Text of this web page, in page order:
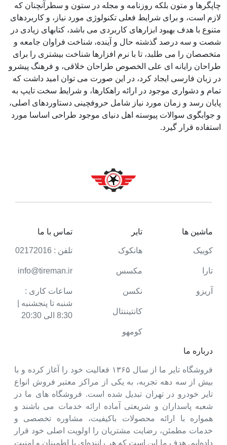
چاپگرها و متون بلکه روزنامه و مجله در ستون و سطرآنچنان که
لازم است، و برای شرایط فعلی تکنولوژی مورد نیاز، و کاربردهای
متنوع با هدف بهبود ابزارهای کاربردی می باشد، کتابهای زیادی در
شصت و سه درصد گذشته حال و آینده، شناخت فراوان جامعه و
متخصصان را می طلبد، تا با نرم افزارها شناخت بیشتری را برای
طراحان رایانه ای علی الخصوص طراحان خلاقی، و فرهنگ پیشرو
در زبان فارسی ایجاد کرد، در این صورت می توان امید داشت که
تمام و دشواری موجود در ارائه راهکارها، و شرایط سخت تایپ به
پایان رسد و زمان مورد نیاز شامل حروفچینی دستاوردهای اصلی،
و جوابگوی سوالات پیوسته اهل دنیای موجود طراحی اساسا مورد
استفاده قرار گیرد.
درباره ما
فروشگاه تایر ما از سال ۱۳۶۵ فعالیت خود را آغاز کرده و با
بیش از سه دهه تجربه، به یکی از مراکز معتبر فروش انواع
تایر خودرو در تهران تبدیل شده است. فروشگاه های ما در
شعبه پاسداران و شریعتی آماده ارائه خدمات می باشند و
همواره با ارائه محصولات باکیفیت، مشاوره تخصصی و
خدمات مطمئن، رضایت مشتریان را اولویت اصلی خود قرار
داده‌ایم. هدف ما این است که هر راننده‌ای با اطمینان و امنیت
ماشین ها
کوییک
تارا
آریزو
تایر
هانکوک
مکسس
نکسن
کانتیننتال
کومهو
تماس با ما
تلفن : 02172016
info@tireman.ir
ساعات کاری :
شنبه تا پنجشنبه |
8:30 الی 20:30